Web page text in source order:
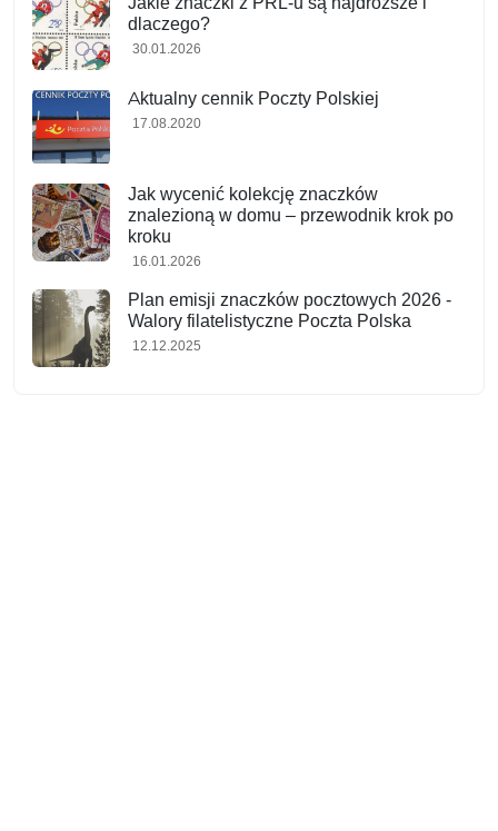
dlaczego?
30.01.2026
Aktualny cennik Poczty Polskiej
17.08.2020
Jak wycenić kolekcję znaczków
znalezioną w domu – przewodnik krok po
kroku
16.01.2026
Plan emisji znaczków pocztowych 2026 -
Walory filatelistyczne Poczta Polska
12.12.2025